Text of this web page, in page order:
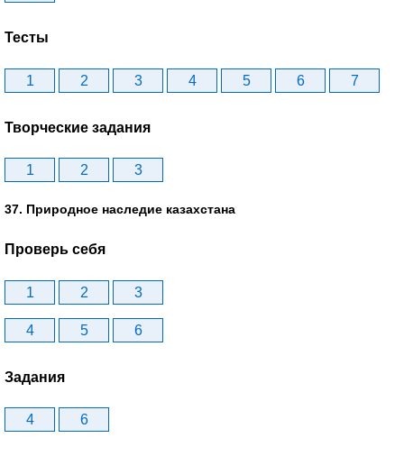
Тесты
1 2 3 4 5 6 7
Творческие задания
1 2 3
37. Природное наследие казахстана
Проверь себя
1 2 3
4 5 6
Задания
4 6